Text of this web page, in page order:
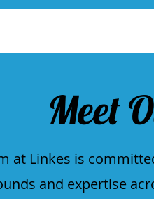
Meet
at Linkes is
and expertise